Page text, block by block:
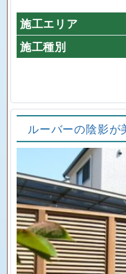
施工エリア
施工種別
ルーバーの陰影が